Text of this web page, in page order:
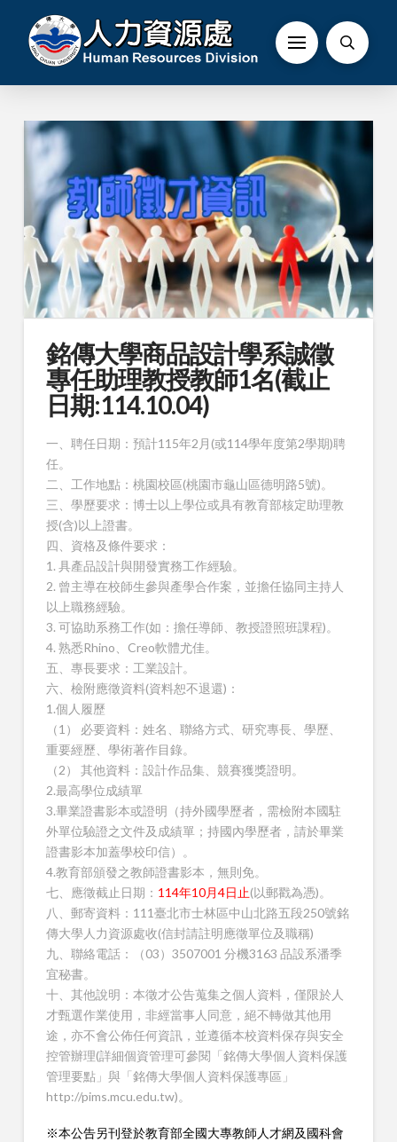
銘傳大學商品設計學系誠徵
專任助理教授教師1名(截止
日期:114.10.04)
一、聘任日期：預計115年2月(或114學年度第2學期)聘
任。
二、工作地點：桃園校區(桃園市龜山區德明路5號)。
三、學歷要求：博士以上學位或具有教育部核定助理教
授(含)以上證書。
四、資格及條件要求：
1. 具產品設計與開發實務工作經驗。
2. 曾主導在校師生參與產學合作案，並擔任協同主持人
以上職務經驗。
3. 可協助系務工作(如：擔任導師、教授證照班課程)。
4. 熟悉Rhino、Creo軟體尤佳。
五、專長要求：工業設計。
六、檢附應徵資料(資料恕不退還)：
1.個人履歷
（1） 必要資料：姓名、聯絡方式、研究專長、學歷、
重要經歷、學術著作目錄。
（2） 其他資料：設計作品集、競賽獲獎證明。
2.最高學位成績單
3.畢業證書影本或證明（持外國學歷者，需檢附本國駐
外單位驗證之文件及成績單；持國內學歷者，請於畢業
證書影本加蓋學校印信）。
4.教育部頒發之教師證書影本，無則免。
七、應徵截止日期： 114年10月4日止(以郵戳為憑)。
八、郵寄資料：111臺北市士林區中山北路五段250號銘
傳大學人力資源處收(信封請註明應徵單位及職稱)
九、聯絡電話：（03）3507001 分機3163 品設系潘季
宜秘書。
十、其他說明：本徵才公告蒐集之個人資料，僅限於人
才甄選作業使用，非經當事人同意，絕不轉做其他用
途，亦不會公佈任何資訊，並遵循本校資料保存與安全
控管辦理(詳細個資管理可參閱「銘傳大學個人資料保護
管理要點」與「銘傳大學個人資料保護專區」
http://pims.mcu.edu.tw)。
※本公告另刊登於教育部全國大專教師人才網及國科會